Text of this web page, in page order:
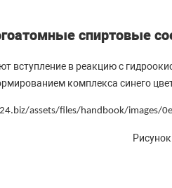
спиртовые
вступление в реакцию с
комплекса синего
Рисунок